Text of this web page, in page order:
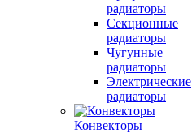
радиаторы
Секционные
радиаторы
Чугунные
радиаторы
Электрические
радиаторы
Конвекторы